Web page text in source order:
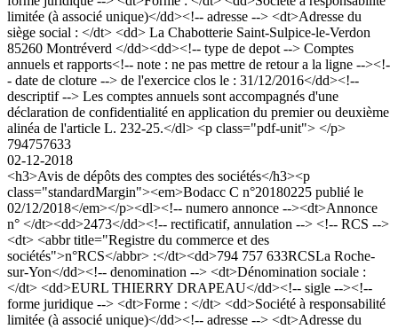
limitée (à associé unique)</dd><!-- adresse --> <dt>Adresse du
siège social : </dt> <dd> La Chabotterie Saint-Sulpice-le-Verdon
85260 Montréverd </dd><dd><!-- type de depot --> Comptes
annuels et rapports<!-- note : ne pas mettre de retour a la ligne --><!-
- date de cloture --> de l'exercice clos le : 31/12/2016</dd><!--
descriptif --> Les comptes annuels sont accompagnés d'une
déclaration de confidentialité en application du premier ou deuxième
alinéa de l'article L. 232-25.</dl> <p class="pdf-unit"> </p>
794757633
02-12-2018
<h3>Avis de dépôts des comptes des sociétés</h3><p
class="standardMargin"><em>Bodacc C n°20180225 publié le
02/12/2018</em></p><dl><!-- numero annonce --><dt>Annonce
n° </dt><dd>2473</dd><!-- rectificatif, annulation --> <!-- RCS -->
<dt> <abbr title="Registre du commerce et des
sociétés">n°RCS</abbr> :</dt><dd>794 757 633RCSLa Roche-
sur-Yon</dd><!-- denomination --> <dt>Dénomination sociale :
</dt> <dd>EURL THIERRY DRAPEAU</dd><!-- sigle --><!--
forme juridique --> <dt>Forme : </dt> <dd>Société à responsabilité
limitée (à associé unique)</dd><!-- adresse --> <dt>Adresse du